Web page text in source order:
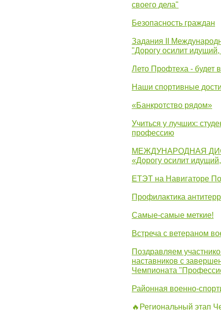
своего дела"
Безопасность граждан
Задания II
"Дорогу осилит
Лето Профтеха - будет
Наши спортивные
«Банкротство рядом»
Учиться у лучших:
профессию
МЕЖДУНАРОДНАЯ
«Дорогу осилит
ЕТЭТ на Навигаторе
Профилактика
Самые-самые меткие!
Встреча с ветераном
Поздравляем
наставников с
Чемпионата
Районная военно-
🔥Региональный этап